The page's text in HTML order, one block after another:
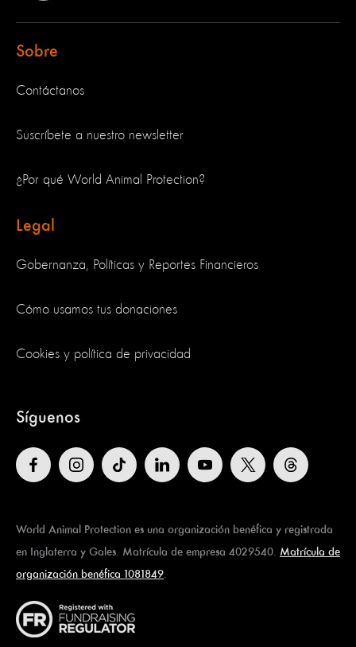
Sobre
Contáctanos
Suscríbete a nuestro newsletter
¿Por qué World Animal Protection?
Legal
Gobernanza, Políticas y Reportes Financieros
Cómo usamos tus donaciones
Cookies y política de privacidad
Síguenos
World Animal Protection es una organización benéfica y registrada
en Inglaterra y Gales. Matrícula de empresa 4029540. Matrícula de
organización benéfica 1081849